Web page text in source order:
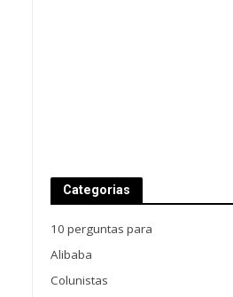
Categorias
10 perguntas para
Alibaba
Colunistas